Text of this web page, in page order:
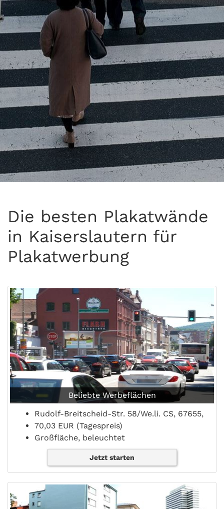
Die besten Plakatwände
in Kaiserslautern für
Plakatwerbung
Beliebte Werbeflächen
Rudolf-Breitscheid-Str. 58/We.li. CS, 67655,
70,03 EUR (Tagespreis)
Großfläche, beleuchtet
Jetzt starten